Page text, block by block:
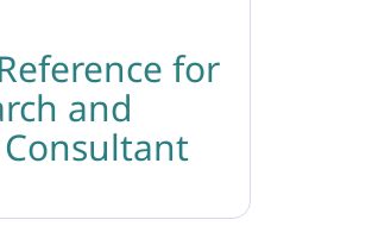
for
and